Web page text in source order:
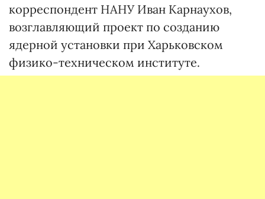
корреспондент НАНУ Иван Карнаухов,
возглавляющий проект по созданию
ядерной установки при Харьковском
физико-техническом институте.